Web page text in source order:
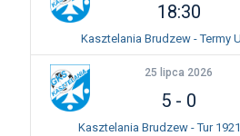
18:30
Kasztelania Brudzew - Termy
25 lipca 2026
5 - 0
Kasztelania Brudzew - Tur